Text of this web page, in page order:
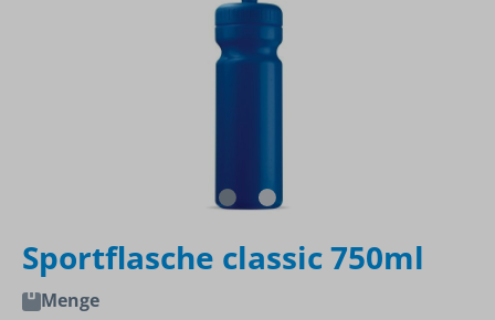
Sportflasche classic 750ml
Menge